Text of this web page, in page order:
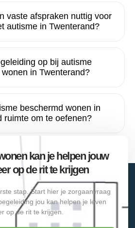
vaste afspraken nuttig voor
autisme in Twenterand?
op bij autisme
in Twenterand?
beschermd wonen in
ruimte om te oefenen?
kan je helpen jouw
op de rit te krijgen
stap. Start hier je zorgaanvraag
jou kan helpen je leven
op de rit te krijgen.